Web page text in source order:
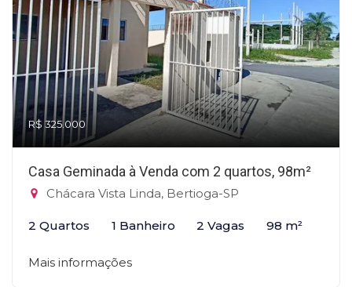
R$ 325.000
Casa Geminada à Venda com 2 quartos, 98m²
Chácara Vista Linda, Bertioga-SP
2 Quartos 1 Banheiro 2 Vagas 98 m²
Mais informações